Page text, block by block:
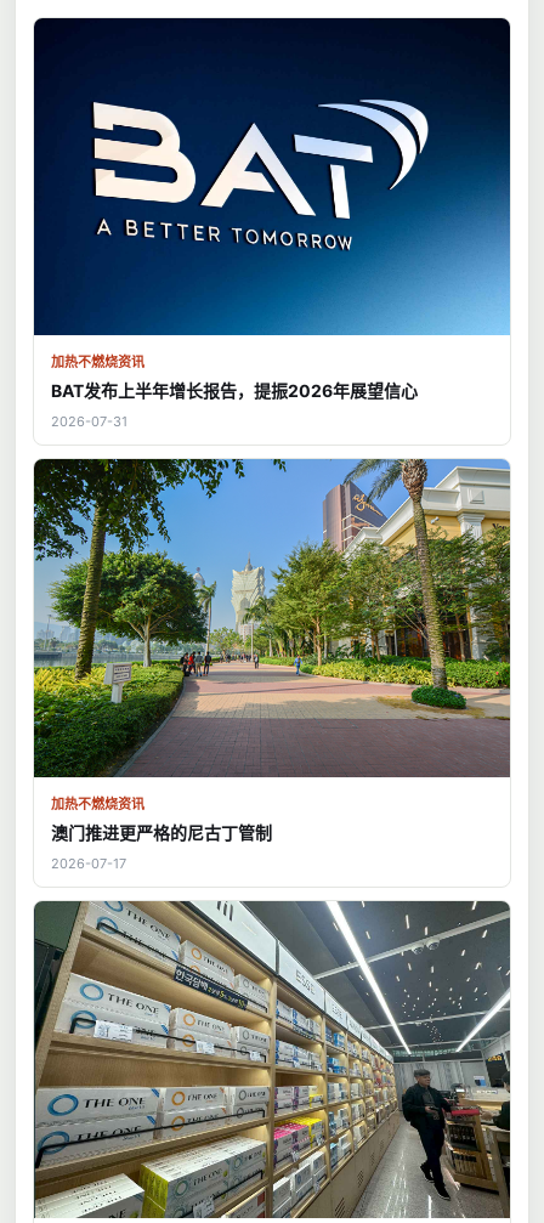
加热不燃烧资讯
BAT发布上半年增长报告，提振2026年展望信心
2026-07-31
加热不燃烧资讯
澳门推进更严格的尼古丁管制
2026-07-17